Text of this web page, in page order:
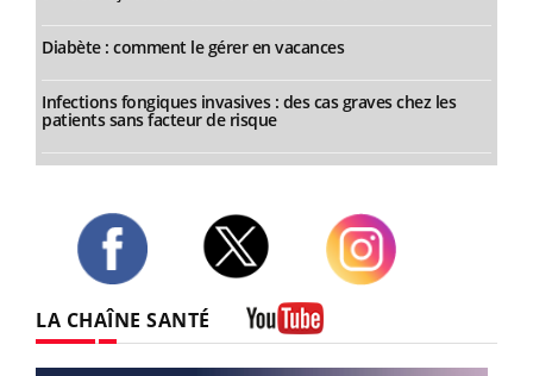
Diabète : comment le gérer en vacances
Infections fongiques invasives : des cas graves chez les
patients sans facteur de risque